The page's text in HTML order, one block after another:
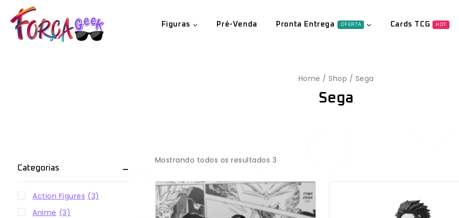
Figuras Pré-Venda Pronta Entrega OFERTA Cards TCG HOT
Home / Shop / Sega
Sega
Mostrando todos os resultados 3
Categorias
Action Figures (3)
Anime (3)